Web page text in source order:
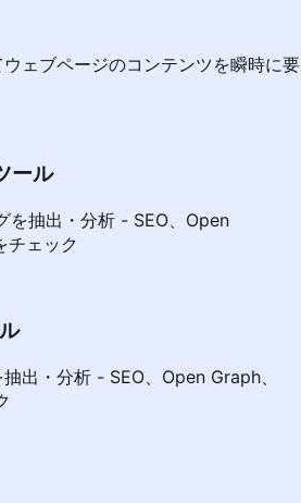
ェブページのコンテンツを瞬時に要
ール
を抽出・分析 - SEO、Open
チェック
出・分析 - SEO、Open Graph、